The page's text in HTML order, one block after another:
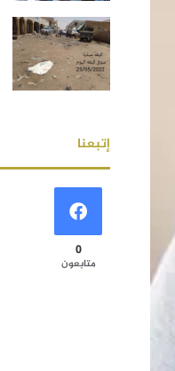
إتبعنا
0
متابعون